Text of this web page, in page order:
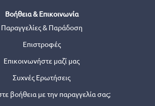
Βοήθεια & Επικοινωνία
Παραγγελίες & Παράδοση
Επιστροφές
Επικοινωνήστε μαζί μας
Συχνές Ερωτήσεις
βοήθεια με την παραγγελία σας;